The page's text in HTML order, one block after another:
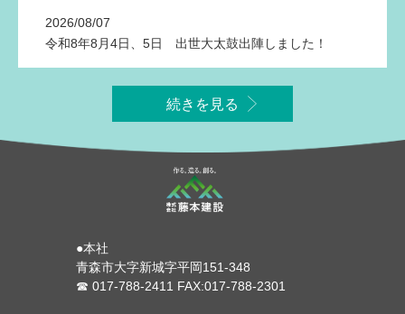
2026/08/07
令和8年8月4日、5日 出世大太鼓出陣しました！
続きを見る
●本社
青森市大字新城字平岡151-348
☎ 017-788-2411 FAX:017-788-2301